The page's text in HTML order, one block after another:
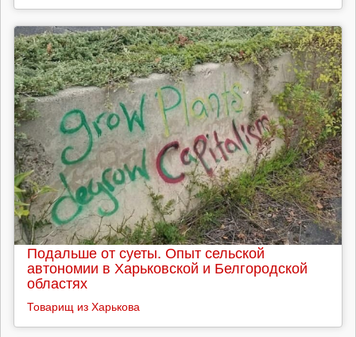
Подальше от суеты. Опыт сельской
автономии в Харьковской и Белгородской
областях
Товарищ из Харькова